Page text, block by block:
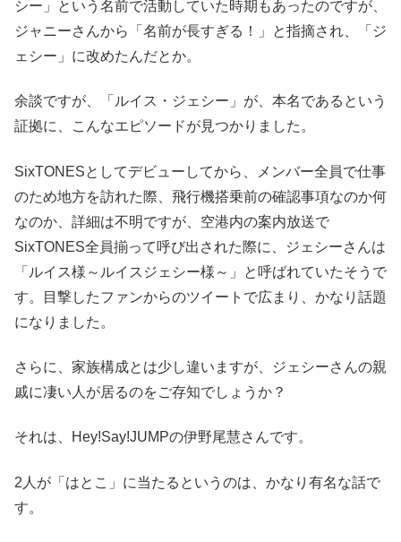
シー」という名前で活動していた時期もあったのですが、
ジャニーさんから「名前が長すぎる！」と指摘され、「ジ
ェシー」に改めたんだとか。
余談ですが、「ルイス・ジェシー」が、本名であるという
証拠に、こんなエピソードが見つかりました。
SixTONESとしてデビューしてから、メンバー全員で仕事
のため地方を訪れた際、飛行機搭乗前の確認事項なのか何
なのか、詳細は不明ですが、空港内の案内放送で
SixTONES全員揃って呼び出された際に、ジェシーさんは
「ルイス様～ルイスジェシー様～」と呼ばれていたそうで
す。目撃したファンからのツイートで広まり、かなり話題
になりました。
さらに、家族構成とは少し違いますが、ジェシーさんの親
戚に凄い人が居るのをご存知でしょうか？
それは、Hey!Say!JUMPの伊野尾慧さんです。
2人が「はとこ」に当たるというのは、かなり有名な話で
す。